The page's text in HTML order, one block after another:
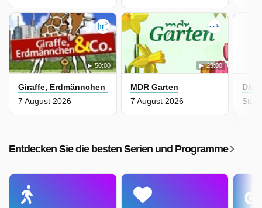
50:00
Giraffe, Erdmännchen & Co.
7 August 2026
25:00
MDR Garten
7 August 2026
Die
Entdecken Sie die besten Serien und Programme